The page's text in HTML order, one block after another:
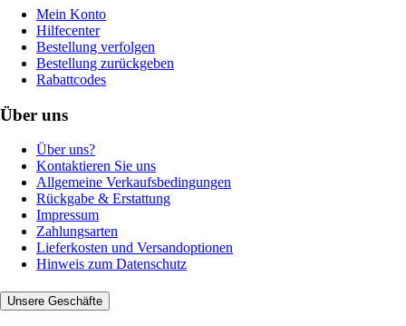
Mein Konto
Hilfecenter
Bestellung verfolgen
Bestellung zurückgeben
Rabattcodes
Über uns
Über uns?
Kontaktieren Sie uns
Allgemeine Verkaufsbedingungen
Rückgabe & Erstattung
Impressum
Zahlungsarten
Lieferkosten und Versandoptionen
Hinweis zum Datenschutz
Unsere Geschäfte